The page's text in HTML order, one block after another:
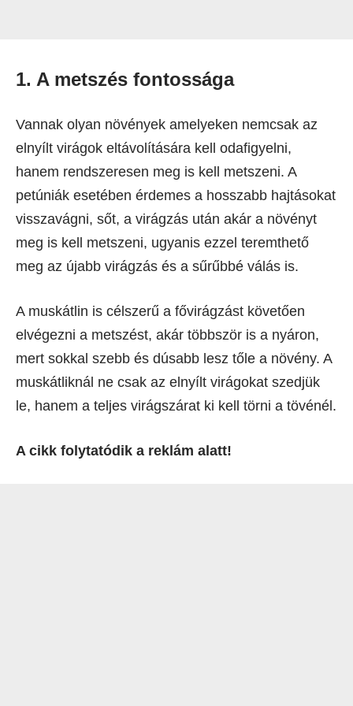
1. A metszés fontossága
Vannak olyan növények amelyeken nemcsak az
elnyílt virágok eltávolítására kell odafigyelni,
hanem rendszeresen meg is kell metszeni. A
petúniák esetében érdemes a hosszabb hajtásokat
visszavágni, sőt, a virágzás után akár a növényt
meg is kell metszeni, ugyanis ezzel teremthető
meg az újabb virágzás és a sűrűbbé válás is.
A muskátlin is célszerű a fővirágzást követően
elvégezni a metszést, akár többször is a nyáron,
mert sokkal szebb és dúsabb lesz tőle a növény. A
muskátliknál ne csak az elnyílt virágokat szedjük
le, hanem a teljes virágszárat ki kell törni a tövénél.
A cikk folytatódik a reklám alatt!